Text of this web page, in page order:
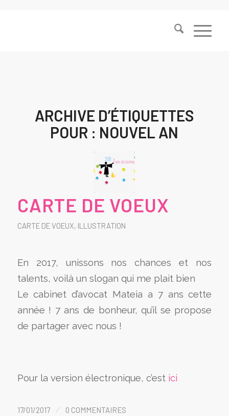
ARCHIVE D’ÉTIQUETTES
POUR : NOUVEL AN
CARTE DE VOEUX
CARTE DE VOEUX, ILLUSTRATION
En 2017, unissons nos chances et nos
talents, voilà un slogan qui me plait bien
Le cabinet d’avocat Mateia a 7 ans cette
année ! 7 ans de bonheur, qu’il se propose
de partager avec nous !
Pour la version électronique, c’est ici
17/01/2017 / 0 COMMENTAIRES